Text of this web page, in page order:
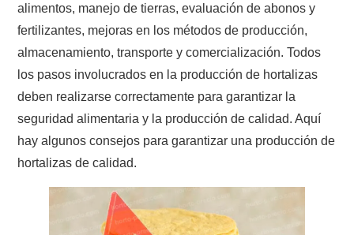
alimentos, manejo de tierras, evaluación de abonos y
fertilizantes, mejoras en los métodos de producción,
almacenamiento, transporte y comercialización. Todos
los pasos involucrados en la producción de hortalizas
deben realizarse correctamente para garantizar la
seguridad alimentaria y la producción de calidad. Aquí
hay algunos consejos para garantizar una producción de
hortalizas de calidad.